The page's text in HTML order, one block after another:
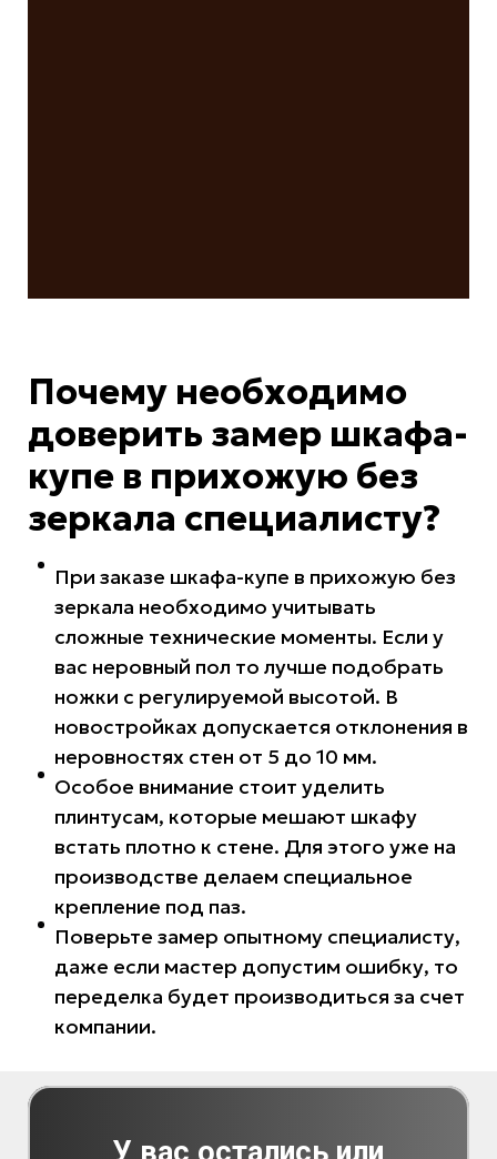
Почему необходимо
доверить замер шкафа-
купе в прихожую без
зеркала специалисту?
При заказе шкафа-купе в прихожую без
зеркала необходимо учитывать
сложные технические моменты. Если у
вас неровный пол то лучше подобрать
ножки с регулируемой высотой. В
новостройках допускается отклонения в
неровностях стен от 5 до 10 мм.
Особое внимание стоит уделить
плинтусам, которые мешают шкафу
встать плотно к стене. Для этого уже на
производстве делаем специальное
крепление под паз.
Поверьте замер опытному специалисту,
даже если мастер допустим ошибку, то
переделка будет производиться за счет
компании.